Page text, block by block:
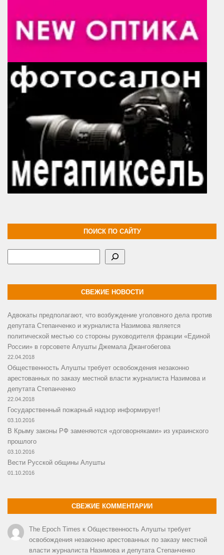
ПОИСК ПО САЙТУ
СВЕЖИЕ НОВОСТИ
Адвокаты предполагают, что возбуждение уголовного дела против
депутата Степанченко и журналиста Назимова является
политической местью со стороны руководителя фракции «Единой
России» в горсовете Алушты Джемала Джангобегова
22.04.2018
Общественность Алушты требует освобождения незаконно
арестованных по заказу местной власти журналиста Назимова и
депутата Степанченко
22.04.2018
Государственный пожарный надзор информирует!
03.10.2016
В Крыму законы РФ заменяются «договорняками» из украинского
прошлого
03.10.2016
Вести Русской общины Алушты
01.10.2016
СВЕЖИЕ КОММЕНТАРИИ
The Epoch Times к Общественность Алушты требует
освобождения незаконно арестованных по заказу местной
власти журналиста Назимова и депутата Степанченко